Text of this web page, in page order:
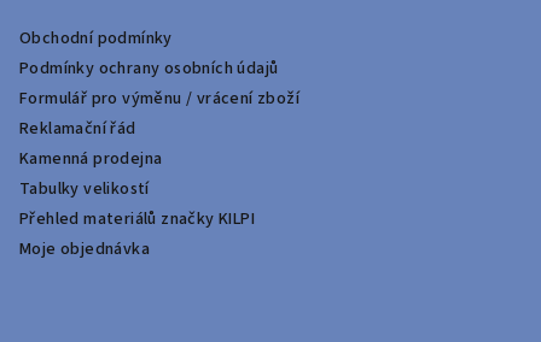
Obchodní podmínky
Podmínky ochrany osobních údajů
Formulář pro výměnu / vrácení zboží
Reklamační řád
Kamenná prodejna
Tabulky velikostí
Přehled materiálů značky KILPI
Moje objednávka